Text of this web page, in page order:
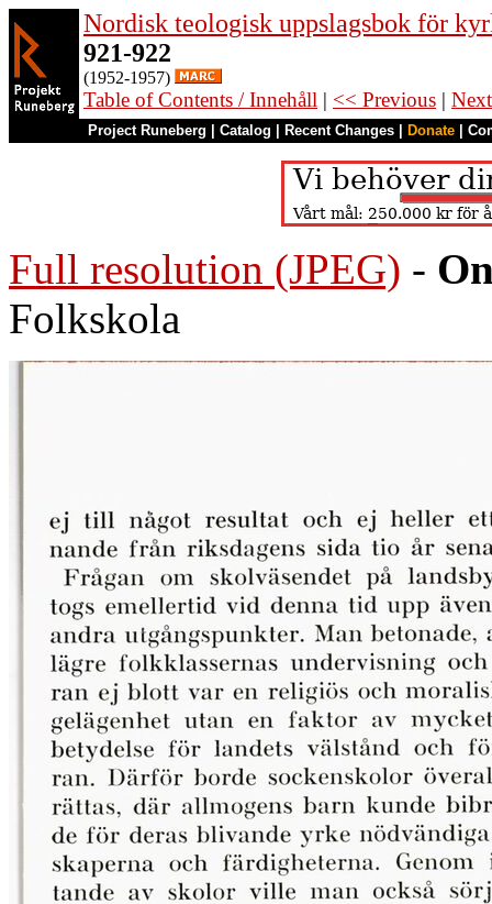
Nordisk teologisk uppslagsbok för
921-922
(1952-1957)
Table of Contents / Innehåll | << Previous |
Project Runeberg Catalog Recent Changes Donate
Full resolution (JPEG) -
Folkskola